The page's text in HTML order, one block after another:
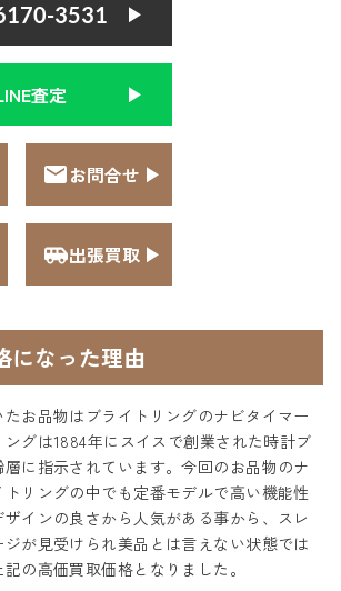
3531
査定
お問合せ
出張買取
になった理由
お品物はブライトリングのナビタイマー
グは1884年にスイスで創業された時計ブ
に指示されています。今回のお品物のナ
トリングの中でも定番モデルで高い機能性
インの良さから人気がある事から、スレ
が見受けられ美品とは言えない状態では
の高価買取価格となりました。